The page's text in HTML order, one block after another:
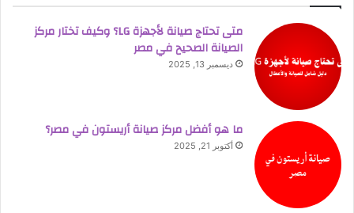
متى تحتاج صيانة لأجهزة LG؟ وكيف تختار مركز
الصيانة الصحيح في مصر
ديسمبر 13, 2025
ما هو أفضل مركز صيانة أريستون في مصر؟
أكتوبر 21, 2025